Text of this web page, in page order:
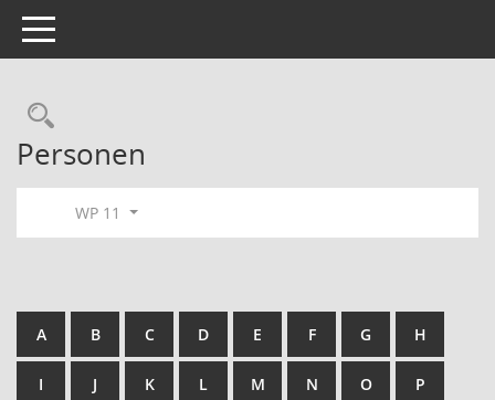
Toggle navigation
Rechercheauswahl
Personen
WP 11
A B C D E F G H
I J K L M N O P